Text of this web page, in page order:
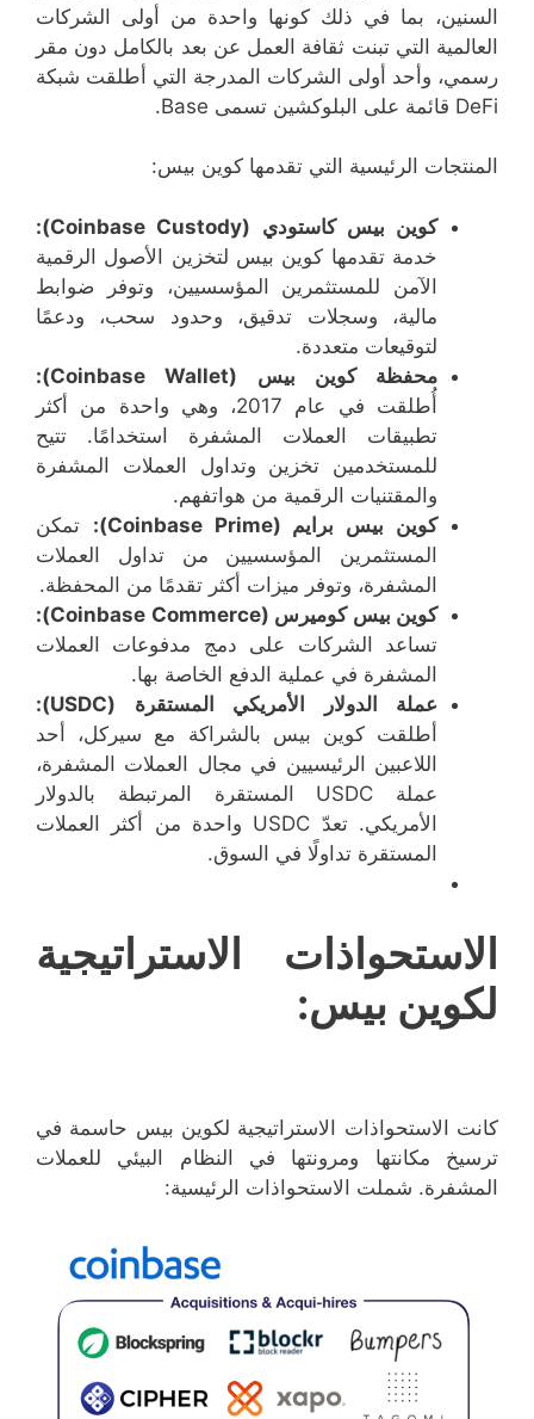
السنين، بما في ذلك كونها واحدة من أولى الشركات
العالمية التي تبنت ثقافة العمل عن بعد بالكامل دون مقر
رسمي، وأحد أولى الشركات المدرجة التي أطلقت شبكة
DeFi قائمة على البلوكشين تسمى Base.
المنتجات الرئيسية التي تقدمها كوين بيس:
كوين بيس كاستودي (Coinbase Custody):
خدمة تقدمها كوين بيس لتخزين الأصول الرقمية
الآمن للمستثمرين المؤسسيين، وتوفر ضوابط
مالية، وسجلات تدقيق، وحدود سحب، ودعمًا
لتوقيعات متعددة.
محفظة كوين بيس (Coinbase Wallet):
أُطلقت في عام 2017، وهي واحدة من أكثر
تطبيقات العملات المشفرة استخدامًا. تتيح
للمستخدمين تخزين وتداول العملات المشفرة
والمقتنيات الرقمية من هواتفهم.
كوين بيس برايم (Coinbase Prime):
تمكن
المستثمرين المؤسسيين من تداول العملات
المشفرة، وتوفر ميزات أكثر تقدمًا من المحفظة.
كوين بيس كوميرس (Coinbase Commerce):
تساعد الشركات على دمج مدفوعات العملات
المشفرة في عملية الدفع الخاصة بها.
عملة الدولار الأمريكي المستقرة (USDC):
أطلقت كوين بيس بالشراكة مع سيركل، أحد
اللاعبين الرئيسيين في مجال العملات المشفرة،
عملة USDC المستقرة المرتبطة بالدولار
الأمريكي. تعدّ USDC واحدة من أكثر العملات
المستقرة تداولًا في السوق.
الاستحواذات الاستراتيجية
لكوين بيس:
كانت الاستحواذات الاستراتيجية لكوين بيس حاسمة في
ترسيخ مكانتها ومرونتها في النظام البيئي للعملات
المشفرة. شملت الاستحواذات الرئيسية: